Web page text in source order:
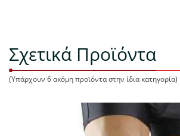
Σχετικά Προϊόντα
(Υπάρχουν 6 ακόμη προϊόντα στην ίδια κατηγορία)